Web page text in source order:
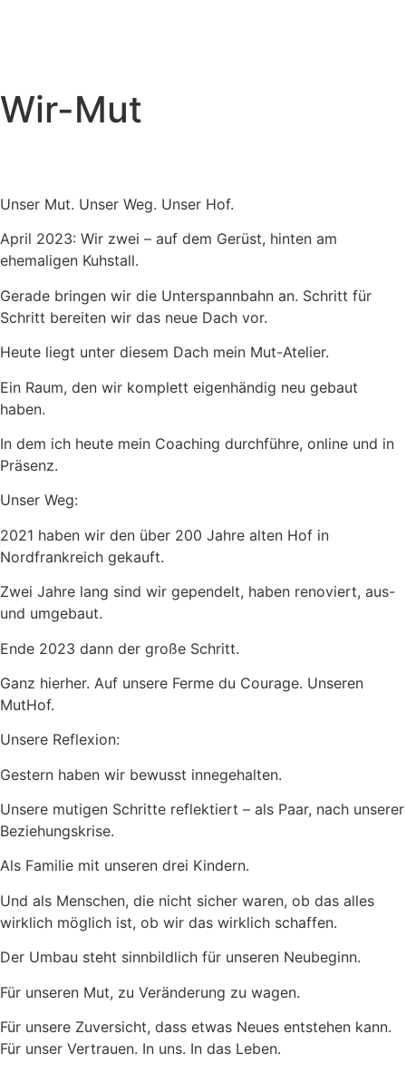
Wir-Mut
Unser Mut. Unser Weg. Unser Hof.
April 2023: Wir zwei – auf dem Gerüst, hinten am
ehemaligen Kuhstall.
Gerade bringen wir die Unterspannbahn an. Schritt für
Schritt bereiten wir das neue Dach vor.
Heute liegt unter diesem Dach mein Mut-Atelier.
Ein Raum, den wir komplett eigenhändig neu gebaut
haben.
In dem ich heute mein Coaching durchführe, online und in
Präsenz.
Unser Weg:
2021 haben wir den über 200 Jahre alten Hof in
Nordfrankreich gekauft.
Zwei Jahre lang sind wir gependelt, haben renoviert, aus-
und umgebaut.
Ende 2023 dann der große Schritt.
Ganz hierher. Auf unsere Ferme du Courage. Unseren
MutHof.
Unsere Reflexion:
Gestern haben wir bewusst innegehalten.
Unsere mutigen Schritte reflektiert – als Paar, nach unserer
Beziehungskrise.
Als Familie mit unseren drei Kindern.
Und als Menschen, die nicht sicher waren, ob das alles
wirklich möglich ist, ob wir das wirklich schaffen.
Der Umbau steht sinnbildlich für unseren Neubeginn.
Für unseren Mut, zu Veränderung zu wagen.
Für unsere Zuversicht, dass etwas Neues entstehen kann.
Für unser Vertrauen. In uns. In das Leben.